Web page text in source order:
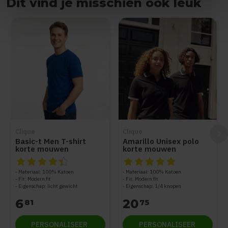
Basic-t Men T-shirt
korte mouwen
De beoordeling van dit product is 4.5 van de 5
Materiaal: 100% Katoen
Fit: Modern fit
Eigenschap: licht gewicht
681
PERSONALISEER
Amarillo Unisex polo
korte mouwen
De beoordeling van dit
Materiaal: 100% Katoen
Fit: Modern fit
Eigenschap: 1/4 knopen
2075
PERSONALISEER